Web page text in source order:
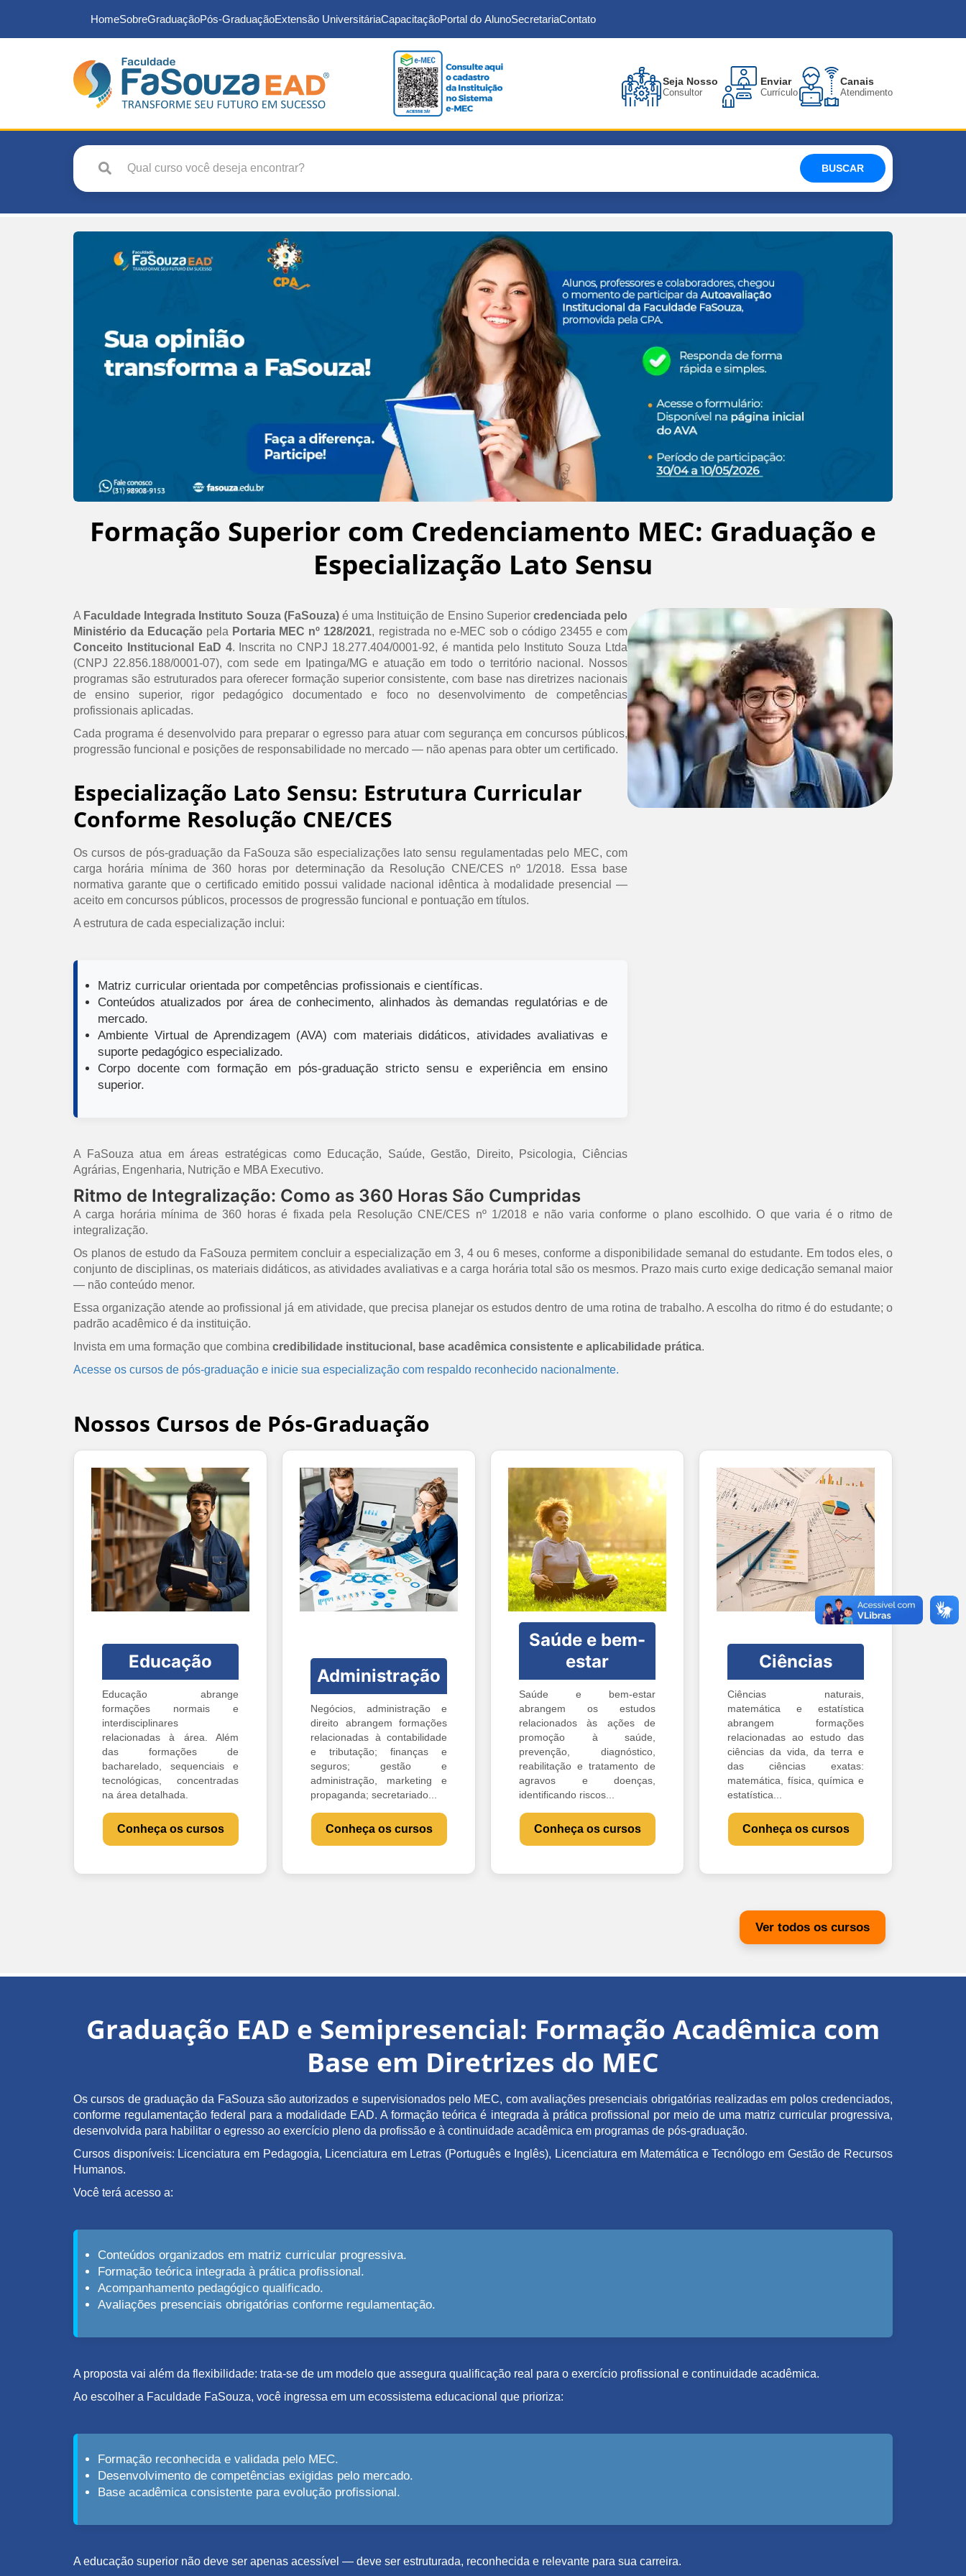
HomeSobreGraduaçãoPós-GraduaçãoExtensão UniversitáriaCapacitaçãoPortal do AlunoSecretariaContato
Seja Nosso
Consultor
Enviar
Currículo
Canais
Atendimento
BUSCAR
Formação Superior com Credenciamento MEC: Graduação e
Especialização Lato Sensu
A Faculdade Integrada Instituto Souza (FaSouza)é uma Instituição de Ensino Superior credenciada pelo
Ministério da Educação pela Portaria MEC nº 128/2021, registrada no e-MEC sob o código 23455 e com
Conceito Institucional EaD 4. Inscrita no CNPJ 18.277.404/0001-92, é mantida pelo Instituto Souza Ltda
(CNPJ 22.856.188/0001-07), com sede em Ipatinga/MG e atuação em todo o território nacional. Nossos
programas são estruturados para oferecer formação superior consistente, com base nas diretrizes nacionais
de ensino superior, rigor pedagógico documentado e foco no desenvolvimento de competências
profissionais aplicadas.
Cada programa é desenvolvido para preparar o egresso para atuar com segurança em concursos públicos,
progressão funcional e posições de responsabilidade no mercado — não apenas para obter um certificado.
Especialização Lato Sensu: Estrutura Curricular
Conforme Resolução CNE/CES
Os cursos de pós-graduação da FaSouza são especializações lato sensu regulamentadas pelo MEC, com
carga horária mínima de 360 horas por determinação da Resolução CNE/CES nº 1/2018. Essa base
normativa garante que o certificado emitido possui validade nacional idêntica à modalidade presencial —
aceito em concursos públicos, processos de progressão funcional e pontuação em títulos.
A estrutura de cada especialização inclui:
Matriz curricular orientada por competências profissionais e científicas.
Conteúdos atualizados por área de conhecimento, alinhados às demandas regulatórias e de
mercado.
Ambiente Virtual de Aprendizagem (AVA) com materiais didáticos, atividades avaliativas e
suporte pedagógico especializado.
Corpo docente com formação em pós-graduação stricto sensu e experiência em ensino
superior.
A FaSouza atua em áreas estratégicas como Educação, Saúde, Gestão, Direito, Psicologia, Ciências
Agrárias, Engenharia, Nutrição e MBA Executivo.
Ritmo de Integralização: Como as 360 Horas São Cumpridas
A carga horária mínima de 360 horas é fixada pela Resolução CNE/CES nº 1/2018 e não varia conforme o plano escolhido. O que varia é o ritmo de
integralização.
Os planos de estudo da FaSouza permitem concluir a especialização em 3, 4 ou 6 meses, conforme a disponibilidade semanal do estudante. Em todos eles, o
conjunto de disciplinas, os materiais didáticos, as atividades avaliativas e a carga horária total são os mesmos. Prazo mais curto exige dedicação semanal maior
— não conteúdo menor.
Essa organização atende ao profissional já em atividade, que precisa planejar os estudos dentro de uma rotina de trabalho. A escolha do ritmo é do estudante; o
padrão acadêmico é da instituição.
Invista em uma formação que combina credibilidade institucional, base acadêmica consistente e aplicabilidade prática.
Acesse os cursos de pós-graduação e inicie sua especialização com respaldo reconhecido nacionalmente.
Nossos Cursos de Pós-Graduação
Educação
Educação abrange
formações normais e
interdisciplinares
relacionadas à área. Além
das formações de
bacharelado, sequenciais e
tecnológicas, concentradas
na área detalhada.
Conheça os cursos
Administração
Negócios, administração e
direito abrangem formações
relacionadas à contabilidade
e tributação; finanças e
seguros; gestão e
administração, marketing e
propaganda; secretariado...
Conheça os cursos
Saúde e bem-
estar
Saúde e bem-estar
abrangem os estudos
relacionados às ações de
promoção à saúde,
prevenção, diagnóstico,
reabilitação e tratamento de
agravos e doenças,
identificando riscos...
Conheça os cursos
Ciências
Ciências naturais,
matemática e estatística
abrangem formações
relacionadas ao estudo das
ciências da vida, da terra e
das ciências exatas:
matemática, física, química e
estatística...
Conheça os cursos
Ver todos os cursos
Graduação EAD e Semipresencial: Formação Acadêmica com
Base em Diretrizes do MEC
Os cursos de graduação da FaSouza são autorizados e supervisionados pelo MEC, com avaliações presenciais obrigatórias realizadas em polos credenciados,
conforme regulamentação federal para a modalidade EAD. A formação teórica é integrada à prática profissional por meio de uma matriz curricular progressiva,
desenvolvida para habilitar o egresso ao exercício pleno da profissão e à continuidade acadêmica em programas de pós-graduação.
Cursos disponíveis: Licenciatura em Pedagogia, Licenciatura em Letras (Português e Inglês), Licenciatura em Matemática e Tecnólogo em Gestão de Recursos
Humanos.
Você terá acesso a:
Conteúdos organizados em matriz curricular progressiva.
Formação teórica integrada à prática profissional.
Acompanhamento pedagógico qualificado.
Avaliações presenciais obrigatórias conforme regulamentação.
A proposta vai além da flexibilidade: trata-se de um modelo que assegura qualificação real para o exercício profissional e continuidade acadêmica.
Ao escolher a Faculdade FaSouza, você ingressa em um ecossistema educacional que prioriza:
Formação reconhecida e validada pelo MEC.
Desenvolvimento de competências exigidas pelo mercado.
Base acadêmica consistente para evolução profissional.
A educação superior não deve ser apenas acessível — deve ser estruturada, reconhecida e relevante para sua carreira.